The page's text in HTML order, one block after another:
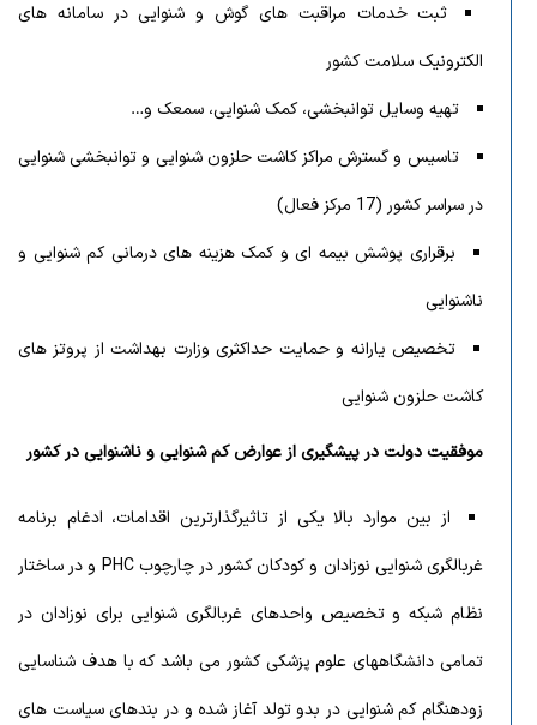
ثبت خدمات مراقبت های گوش و شنوایی در سامانه های
الکترونیک سلامت کشور
تهیه وسایل توانبخشی، کمک شنوایی، سمعک و…
تاسیس و گسترش مراکز کاشت حلزون شنوایی و توانبخشی شنوایی
در سراسر کشور (17 مرکز فعال)
برقراری پوشش بیمه ای و کمک هزینه های درمانی کم شنوایی و
ناشنوایی
تخصیص یارانه و حمایت حداکثری وزارت بهداشت از پروتز های
کاشت حلزون شنوایی
موفقیت دولت در پیشگیری از عوارض کم شنوایی و ناشنوایی در کشور
از بین موارد بالا یکی از تاثیرگذارترین اقدامات، ادغام برنامه
غربالگری شنوایی نوزادان و کودکان کشور در چارچوب PHC و در ساختار
نظام شبکه و تخصیص واحدهای غربالگری شنوایی برای نوزادان در
تمامی دانشگاههای علوم پزشکی کشور می باشد که با هدف شناسایی
زودهنگام کم شنوایی در بدو تولد آغاز شده و در بندهای سیاست های